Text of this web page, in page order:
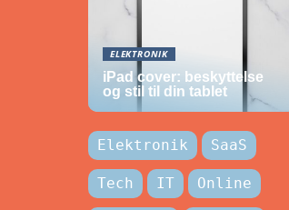
ELEKTRONIK
iPad cover: beskyttelse
og stil til din tablet
Elektronik SaaS
Tech IT Online